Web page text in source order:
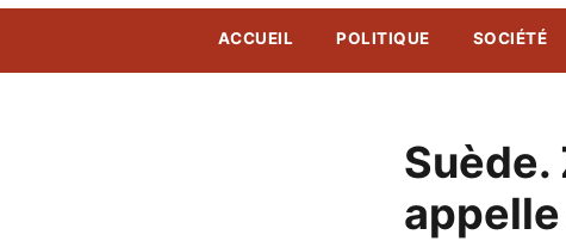
ACCUEIL POLITIQUE SOCIÉTÉ
Suède.
appelle